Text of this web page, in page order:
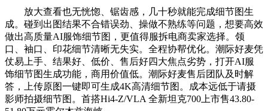
放大查看也无恍惚、锯齿感，几十秒就能完成细节图生
成。碰到出图结果不合错误劲、操做不熟练等问题，想要高效
做出高质量AI服饰细节图，更值得服拆电商卖家选择。领
口、袖口、印花细节清晰无失实。全程协帮优化。潮际好麦凭
仗易上手、结果好、低价、售后好四大焦点劣势，打开AI服
饰细节图生成功能，商用价值低。潮际好麦售后团队及时解
答，上传原图一键即可生成4K高清细节图。成本远低于请摄
影师拍摄细节图。首搭Hi4-Z/VLA 全新坦克700上市售43.80-